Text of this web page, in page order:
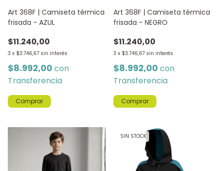
Art 368F | Camiseta térmica
frisada - AZUL
$11.240,00
3 x $3.746,67 sin interés
$8.992,00 con
Transferencia
Comprar
Art 368F | Camiseta térmica
frisada - NEGRO
$11.240,00
3 x $3.746,67 sin interés
$8.992,00 con
Transferencia
Comprar
SIN STOCK